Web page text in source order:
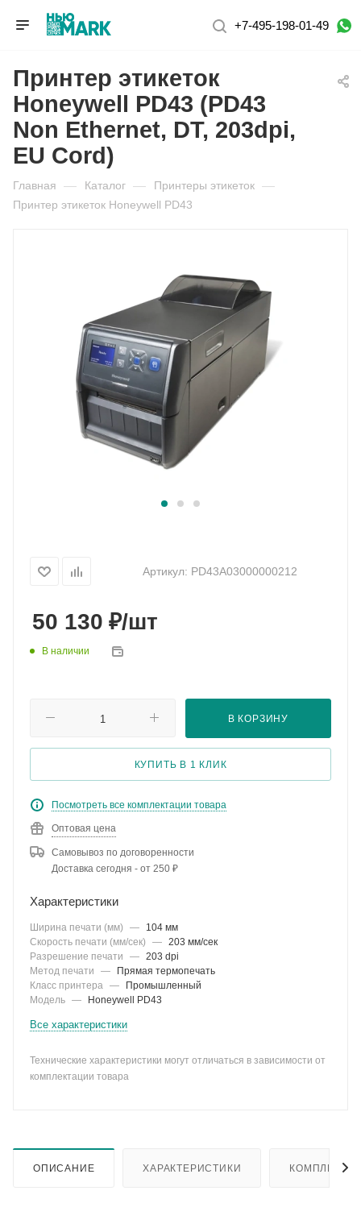
+7-495-198-01-49
Принтер этикеток
Honeywell PD43 (PD43
Non Ethernet, DT, 203dpi,
EU Cord)
Главная — Каталог — Принтеры этикеток —
Принтер этикеток Honeywell PD43
Артикул: PD43A03000000212
50 130 ₽/шт
В наличии
В КОРЗИНУ
КУПИТЬ В 1 КЛИК
Посмотреть все комплектации товара
Оптовая цена
Самовывоз по договоренности
Доставка сегодня - от 250 ₽
Характеристики
Ширина печати (мм) —
104 мм
Скорость печати (мм/сек)
— 203 мм/сек
Разрешение печати
— 203 dpi
Метод печати
—
Прямая термопечать
Класс принтера —
Промышленный
Модель — Honeywell PD43
Все характеристики
Технические характеристики могут отличаться в зависимости от
комплектации товара
ОПИСАНИЕ ХАРАКТЕРИСТИКИ